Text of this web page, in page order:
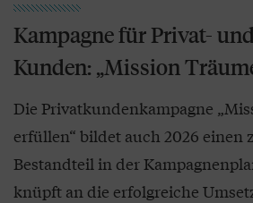
Kampagne für Privat-
Kunden: „Mission
Die Privatkundenkampagne
erfüllen“ bildet auch 2026 einen
Bestandteil in der
knüpft an die erfolgreiche